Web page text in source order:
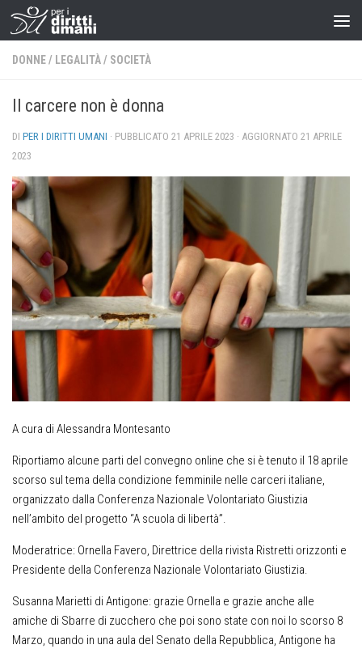
DONNE/ LEGALITÀ/ SOCIETÀ
Il carcere non è donna
DI PER I DIRITTI UMANI · PUBBLICATO 21 APRILE 2023 · AGGIORNATO 21 APRILE
2023
A cura di Alessandra Montesanto
Riportiamo alcune parti del convegno online che si è tenuto il 18 aprile
scorso sul tema della condizione femminile nelle carceri italiane,
organizzato dalla Conferenza Nazionale Volontariato Giustizia
nell’ambito del progetto “A scuola di libertà”.
Moderatrice: Ornella Favero, Direttrice della rivista Ristretti orizzonti e
Presidente della Conferenza Nazionale Volontariato Giustizia.
Susanna Marietti di Antigone: grazie Ornella e grazie anche alle
amiche di Sbarre di zucchero che poi sono state con noi lo scorso 8
Marzo, quando in una aula del Senato della Repubblica, Antigone ha